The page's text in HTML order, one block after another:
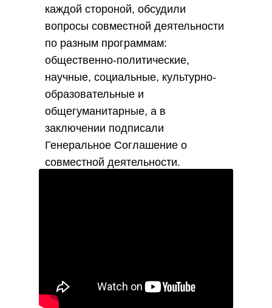
каждой стороной, обсудили
вопросы совместной деятельности
по разным программам:
общественно-политические,
научные, социальные, культурно-
образовательные и
общегуманитарные, а в
заключении подписали
Генеральное Соглашение о
совместной деятельности.